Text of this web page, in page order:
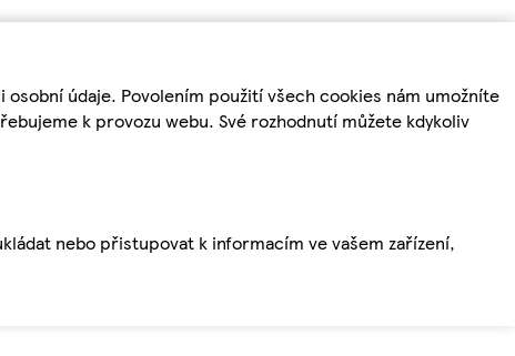
údaje. Povolením použití všech cookies nám umožníte
k provozu webu. Své rozhodnutí můžete kdykoliv
nebo přistupovat k informacím ve vašem zařízení,